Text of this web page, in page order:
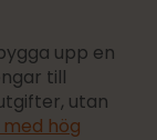
upp en
till
utan
hög